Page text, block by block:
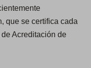
que se certifica cada
Acreditación de